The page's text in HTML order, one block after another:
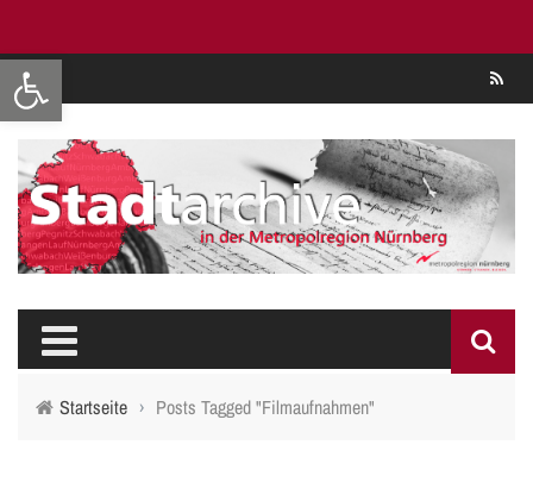
Werkzeugleiste öffnen
Startseite › Posts Tagged "Filmaufnahmen"